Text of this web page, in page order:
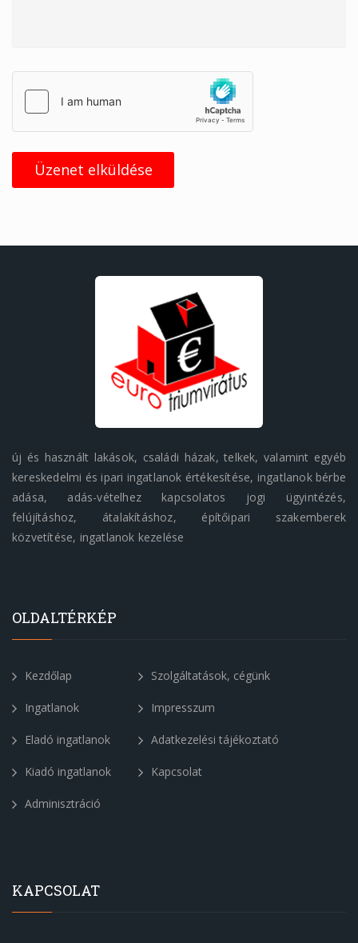
Üzenet elküldése
új és használt lakások, családi házak, telkek, valamint egyéb
kereskedelmi és ipari ingatlanok értékesítése, ingatlanok bérbe
adása, adás-vételhez kapcsolatos jogi ügyintézés,
felújításhoz, átalakításhoz, építőipari szakemberek
közvetítése, ingatlanok kezelése
OLDALTÉRKÉP
Kezdőlap
Ingatlanok
Eladó ingatlanok
Kiadó ingatlanok
Adminisztráció
Szolgáltatások, cégünk
Impresszum
Adatkezelési tájékoztató
Kapcsolat
KAPCSOLAT